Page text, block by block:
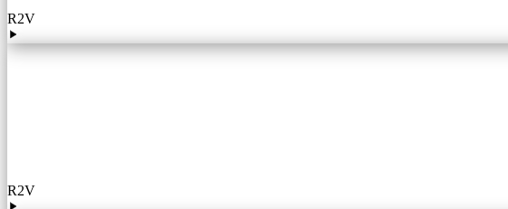
R2V
R2V